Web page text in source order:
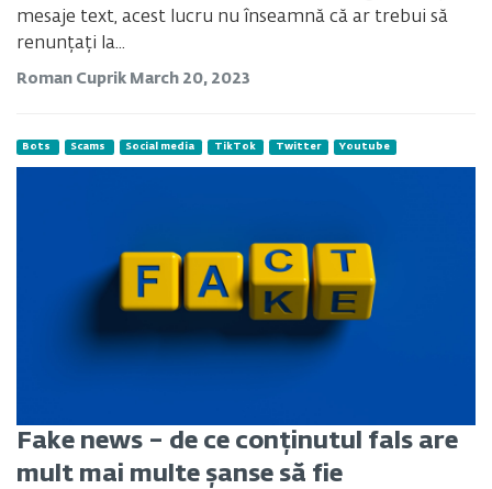
mesaje text, acest lucru nu înseamnă că ar trebui să
renunțați la...
Roman Cuprik March 20, 2023
Bots Scams Social media TikTok Twitter Youtube
Fake news – de ce conținutul fals are
mult mai multe șanse să fie